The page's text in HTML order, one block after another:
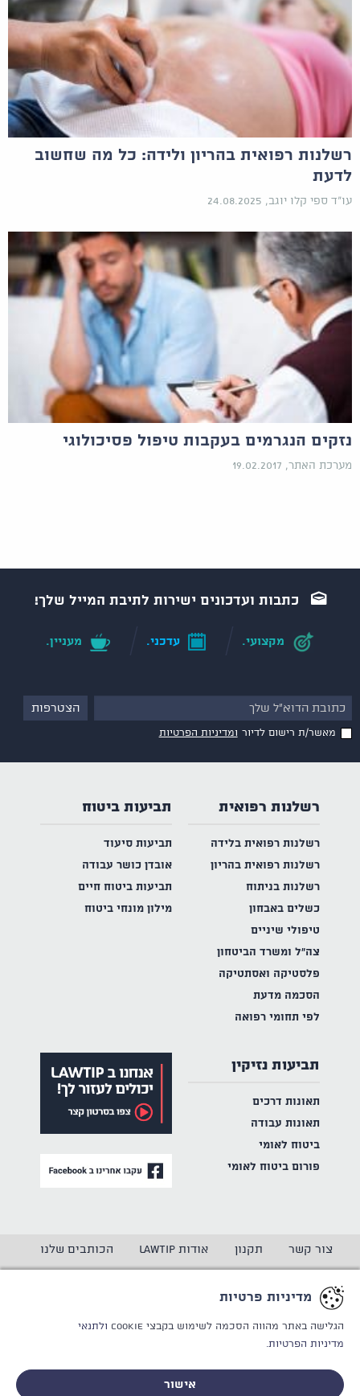
רשלנות רפואית בהריון ולידה: כל מה שחשוב
לדעת
עו"ד ספי קלו יוגב, 24.08.2025
נזקים הנגרמים בעקבות טיפול פסיכולוגי
מערכת האתר, 19.02.2017
כתבות ועדכונים ישירות לתיבת המייל שלך!
מקצועי. עדכני. מעניין.
מאשר/ת רישום לדיור ומדיניות הפרטיות
רשלנות רפואית
רשלנות רפואית בלידה
רשלנות רפואית בהריון
רשלנות בניתוח
כשלים באבחון
טיפולי שיניים
צה"ל ומשרד הביטחון
פלסטיקה ואסתטיקה
הסכמה מדעת
לפי תחומי רפואה
תביעות ביטוח
תביעות סיעוד
אובדן כושר עבודה
תביעות ביטוח חיים
מילון מונחי ביטוח
תביעות נזיקין
תאונות דרכים
תאונות עבודה
ביטוח לאומי
פורום ביטוח לאומי
צור קשר תקנון אודות LAWTIP הכותבים שלנו
מדיניות פרטיות
הגלישה באתר מהווה הסכמה לשימוש בקבצי Cookie
ולתנאי
מדיניות הפרטיות.
אישור